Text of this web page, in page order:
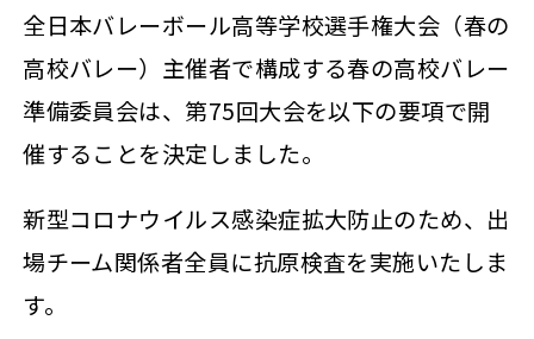
全日本バレーボール高等学校選手権大会（春の
高校バレー）主催者で構成する春の高校バレー
準備委員会は、第75回大会を以下の要項で開
催することを決定しました。
新型コロナウイルス感染症拡大防止のため、出
場チーム関係者全員に抗原検査を実施いたしま
す。